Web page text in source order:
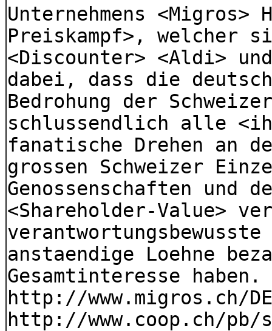
Unternehmens
Preiskampf>, welcher
<Discounter> <Aldi>
dabei, dass die
Bedrohung der
schlussendlich alle
fanatische Drehen an
grossen Schweizer
Genossenschaften und
<Shareholder-Value>
anstaendige Loehne
Gesamtinteresse
http://www.migros.ch/
http://www.coop.ch/pb/